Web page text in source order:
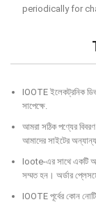
periodically for
IOOTE ইলেকট্রনিক
সাপেক্ষে.
আমরা সঠিক পণ্যের বিবরণ
আমাদের সাইটের
Ioote-এর সাথে একটি
সম্মত হন। অর্ডার
IOOTE পূর্বের কোন